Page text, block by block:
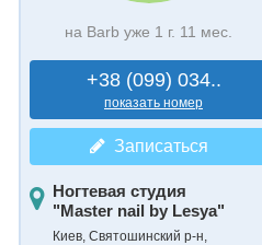
на Barb уже 1 г. 11 мес.
+38 (099) 034..
показать номер
Записаться
Ногтевая студия
"Master nail by Lesya"
Киев, Святошинский р-н,